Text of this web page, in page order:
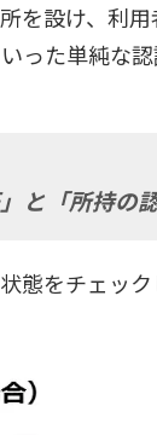
を設け、利
った単純な
と「所持の認
態をチェッ